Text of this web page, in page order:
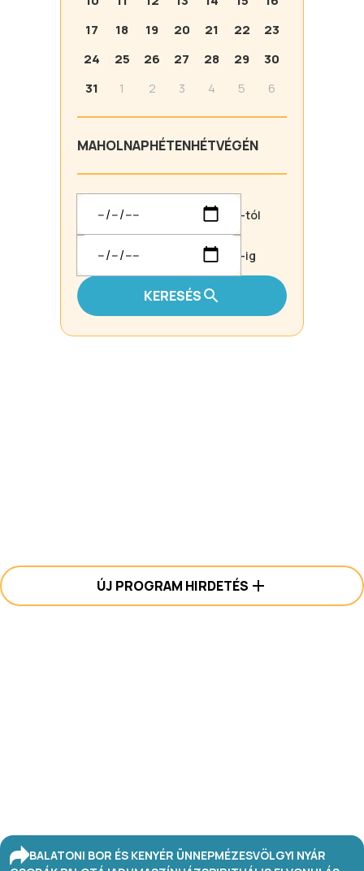
17
18 19 20 21 22
23
24
25 26 27 28 29
30
31
1 2 3 4 5 6
MAHOLNAPHÉTENHÉTVÉGÉN
-tól
-ig
KERESÉS
ÚJ PROGRAM HIRDETÉS
BALATONI BOR ÉS KENYÉR ÜNNEPMÉZESVÖLGYI NYÁR